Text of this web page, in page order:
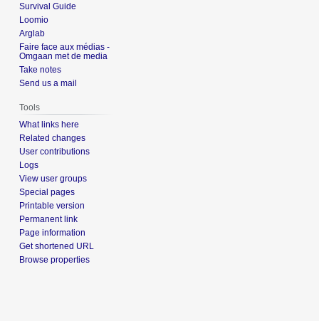
Survival Guide
Loomio
Arglab
Faire face aux médias -
Omgaan met de media
Take notes
Send us a mail
Tools
What links here
Related changes
User contributions
Logs
View user groups
Special pages
Printable version
Permanent link
Page information
Get shortened URL
Browse properties